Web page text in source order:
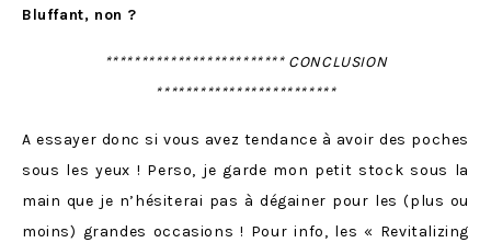
Bluffant, non ?
************************* CONCLUSION
*************************
A essayer donc si vous avez tendance à avoir des poches
sous les yeux ! Perso, je garde mon petit stock sous la
main que je n’hésiterai pas à dégainer pour les (plus ou
moins) grandes occasions ! Pour info, les « Revitalizing